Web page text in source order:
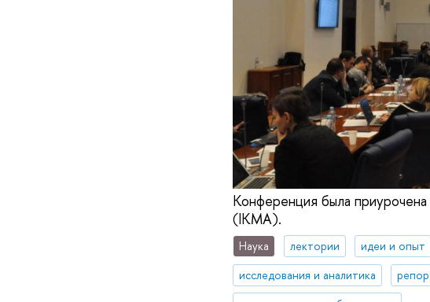
Конференция была
(IKMA).
Наука лектории идеи и опыт
исследования и аналитика